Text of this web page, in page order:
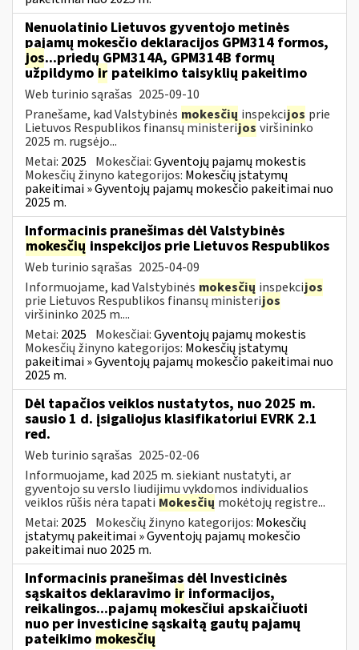
Nenuolatinio Lietuvos gyventojo metinės
pajamų mokesčio deklaracijos GPM314 formos,
jos...priedų GPM314A, GPM314B formų
užpildymo ir pateikimo taisyklių pakeitimo
Web turinio sąrašas 2025-09-10
Pranešame, kad Valstybinės mokesčių inspekcijos prie
Lietuvos Respublikos finansų ministerijos viršininko
2025 m. rugsėjo...
Metai: 2025 Mokesčiai:Gyventojų pajamų mokestis
Mokesčių žinyno kategorijos: Mokesčių įstatymų
pakeitimai » Gyventojų pajamų mokesčio pakeitimai nuo
2025 m.
Informacinis pranešimas dėl Valstybinės
mokesčių inspekcijos prie Lietuvos Respublikos
Web turinio sąrašas 2025-04-09
Informuojame, kad Valstybinės mokesčių inspekcijos
prie Lietuvos Respublikos finansų ministerijos
viršininko 2025 m....
Metai: 2025 Mokesčiai:Gyventojų pajamų mokestis
Mokesčių žinyno kategorijos: Mokesčių įstatymų
pakeitimai » Gyventojų pajamų mokesčio pakeitimai nuo
2025 m.
Dėl tapačios veiklos nustatytos, nuo 2025 m.
sausio 1 d. įsigaliojus klasifikatoriui EVRK 2.1
red.
Web turinio sąrašas 2025-02-06
Informuojame, kad 2025 m. siekiant nustatyti, ar
gyventojo su verslo liudijimu vykdomos individualios
veiklos rūšis nėra tapati Mokesčių mokėtojų registre...
Metai: 2025 Mokesčių žinyno kategorijos: Mokesčių
įstatymų pakeitimai » Gyventojų pajamų mokesčio
pakeitimai nuo 2025 m.
Informacinis pranešimas dėl Investicinės
sąskaitos deklaravimo ir informacijos,
reikalingos...pajamų mokesčiui apskaičiuoti
nuo per investicinę sąskaitą gautų pajamų
pateikimo mokesčių